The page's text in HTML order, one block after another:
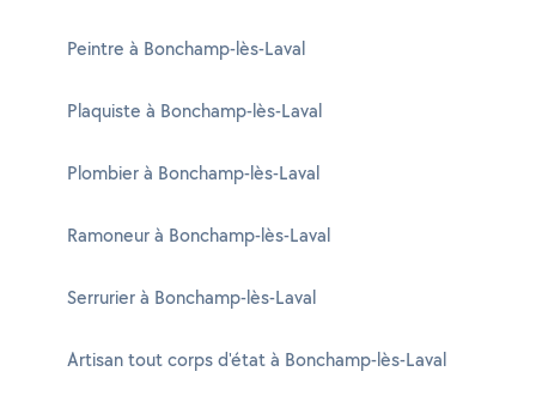
Peintre à Bonchamp-lès-Laval
Plaquiste à Bonchamp-lès-Laval
Plombier à Bonchamp-lès-Laval
Ramoneur à Bonchamp-lès-Laval
Serrurier à Bonchamp-lès-Laval
Artisan tout corps d'état à Bonchamp-lès-Laval